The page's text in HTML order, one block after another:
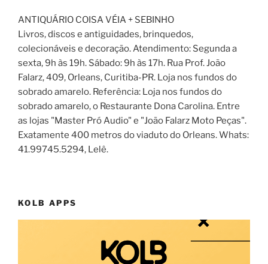
ANTIQUÁRIO COISA VÉIA + SEBINHO
Livros, discos e antiguidades, brinquedos,
colecionáveis e decoração. Atendimento: Segunda a
sexta, 9h às 19h. Sábado: 9h às 17h. Rua Prof. João
Falarz, 409, Orleans, Curitiba-PR. Loja nos fundos do
sobrado amarelo. Referência: Loja nos fundos do
sobrado amarelo, o Restaurante Dona Carolina. Entre
as lojas "Master Pró Audio" e "João Falarz Moto Peças".
Exatamente 400 metros do viaduto do Orleans. Whats:
41.99745.5294, Lelê.
KOLB APPS